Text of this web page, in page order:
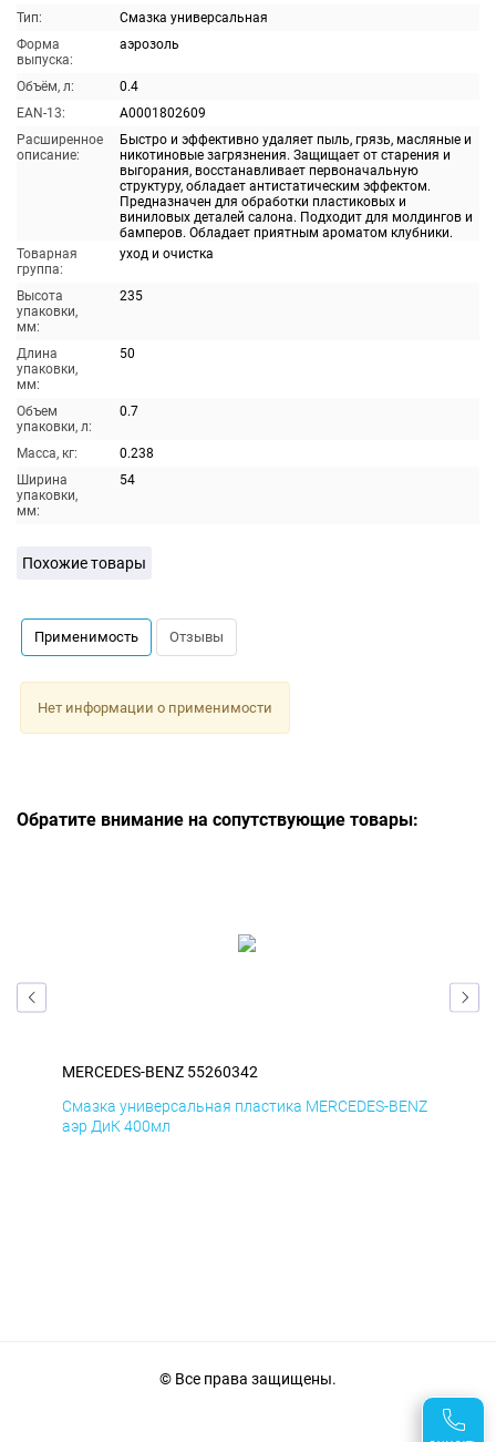
Тип:
Смазка универсальная
Форма
выпуска:
аэрозоль
Объём, л:
0.4
EAN-13:
A0001802609
Расширенное
описание:
Быстро и эффективно удаляет пыль, грязь, масляные и
никотиновые загрязнения. Защищает от старения и
выгорания, восстанавливает первоначальную
структуру, обладает антистатическим эффектом.
Предназначен для обработки пластиковых и
виниловых деталей салона. Подходит для молдингов и
бамперов. Обладает приятным ароматом клубники.
Товарная
группа:
уход и очистка
Высота
упаковки,
мм:
235
Длина
упаковки,
мм:
50
Объем
упаковки, л:
0.7
Масса, кг:
0.238
Ширина
упаковки,
мм:
54
Похожие товары
Применимость Отзывы
Нет информации о применимости
Обратите внимание на сопутствующие товары:
MERCEDES-BENZ 55260342
Смазка универсальная пластика MERCEDES-BENZ
аэр ДиК 400мл
© Все права защищены.